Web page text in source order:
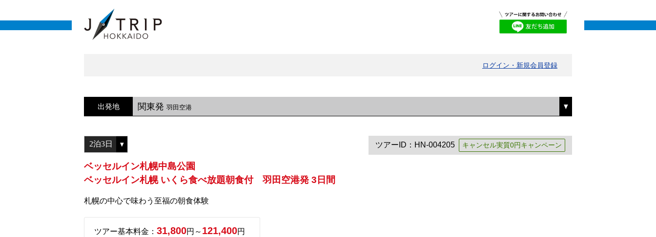
ログイン・新規会員登録
出発地 関東発 羽田空港
ツアーID：HN-004205 キャンセル実質0円キャンペーン
ベッセルイン札幌中島公園
ベッセルイン札幌 いくら食べ放題朝食付 羽田空港発 3日間
札幌の中心で味わう至福の朝食体験
ツアー基本料金： 31,800円～ 121,400円